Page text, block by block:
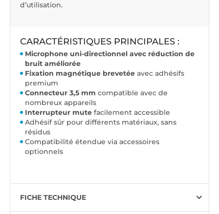
d’utilisation.
CARACTÉRISTIQUES PRINCIPALES :
Microphone uni-directionnel avec réduction de
bruit améliorée
Fixation magnétique brevetée avec adhésifs
premium
Connecteur 3,5 mm compatible avec de
nombreux appareils
Interrupteur mute facilement accessible
Adhésif sûr pour différents matériaux, sans
résidus
Compatibilité étendue via accessoires
optionnels
FICHE TECHNIQUE